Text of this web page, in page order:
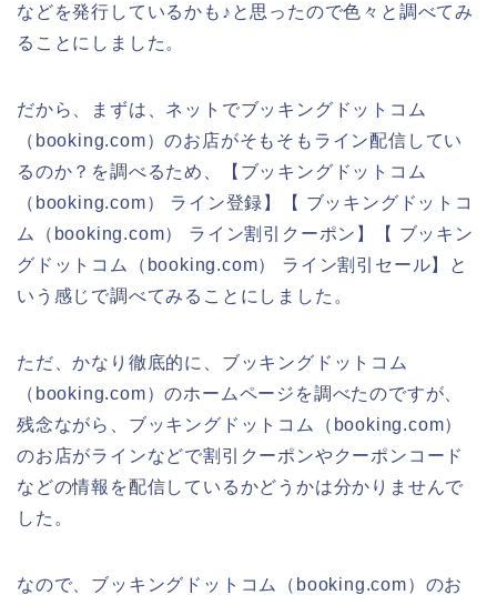
などを発行しているかも♪と思ったので色々と調べてみ
ることにしました。
だから、まずは、ネットでブッキングドットコム
（booking.com）のお店がそもそもライン配信してい
るのか？を調べるため、【ブッキングドットコム
（booking.com） ライン登録】【 ブッキングドットコ
ム（booking.com） ライン割引クーポン】【 ブッキン
グドットコム（booking.com） ライン割引セール】と
いう感じで調べてみることにしました。
ただ、かなり徹底的に、ブッキングドットコム
（booking.com）のホームページを調べたのですが、
残念ながら、ブッキングドットコム（booking.com）
のお店がラインなどで割引クーポンやクーポンコード
などの情報を配信しているかどうかは分かりませんで
した。
なので、ブッキングドットコム（booking.com）のお